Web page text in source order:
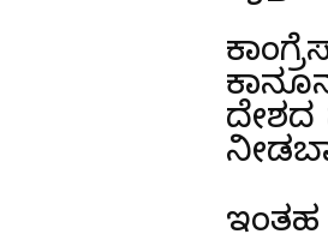
ದೇಶದ
ಇಂತಹ